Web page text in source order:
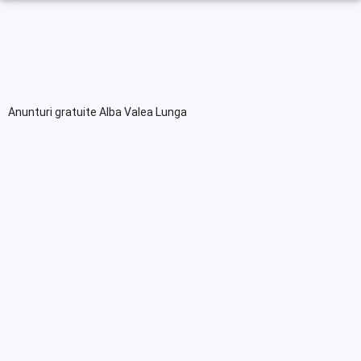
Anunturi gratuite Alba Valea Lunga